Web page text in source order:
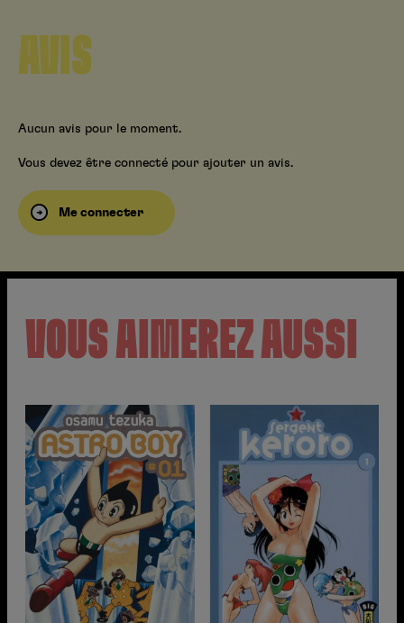
AVIS
Aucun avis pour le moment.
Vous devez être connecté pour ajouter un avis.
Me connecter
VOUS AIMEREZ AUSSI